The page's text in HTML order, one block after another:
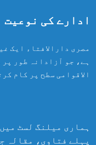
ادارے کی نوعیت
مصری دارالافتاء ایک
ہے، جو آزادانہ طور
الاقوامی سطح پر کام
ہماری میلنگ لسٹ
پہلے فتاوی، مقالہ